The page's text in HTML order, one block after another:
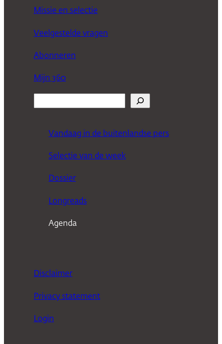
Missie en selectie
Veelgestelde vragen
Abonneren
Mijn 360
Vandaag in de buitenlandse pers
Selectie van de week
Dossier
Longreads
Agenda
Disclaimer
Privacy statement
Login